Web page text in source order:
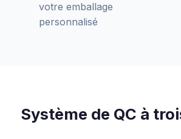
votre emballage
personnalisé
Système de QC à